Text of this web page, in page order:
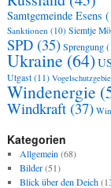
Samtgemeinde Esens
Sanktionen (10) Siemtje
SPD (35)Sprengung
Ukraine (64)
Utgast (11)
Windenergie
Windkraft (37)
Kategorien
Allgemein (68)
Bilder(51)
Blick über den Deich